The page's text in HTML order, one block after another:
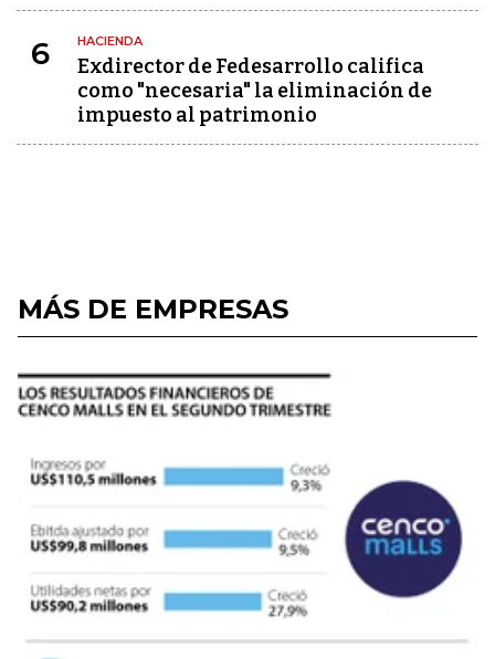
6 HACIENDA
Exdirector de Fedesarrollo califica
como "necesaria" la eliminación de
impuesto al patrimonio
MÁS DE EMPRESAS